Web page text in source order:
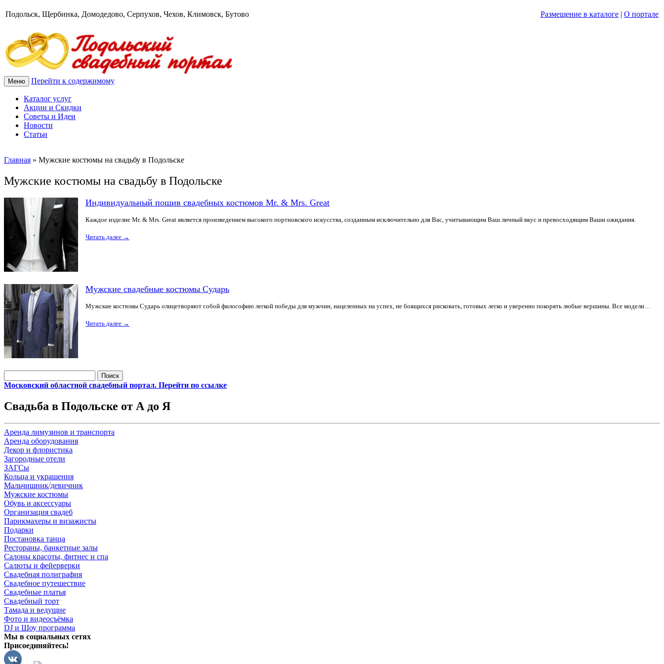
Подольск, Щербинка, Домодедово, Серпухов, Чехов, Климовск, Бутово Размещение в каталоге | О портале
Меню Перейти к содержимому
Каталог услуг
Акции и Скидки
Советы и Идеи
Новости
Статьи
Главная » Мужские костюмы на свадьбу в Подольске
Мужские костюмы на свадьбу в Подольске
Индивидуальный пошив свадебных костюмов Mr. & Mrs. Great
Каждое изделие Mr. & Mrs. Great является произведением высокого портновского искусства, созданным исключительно для Вас, учитывающим Ваш личный вкус и превосходящим Ваши ожидания.
Читать далее →
Мужские свадебные костюмы Сударь
Мужские костюмы Сударь олицетворяют собой философию легкой победы для мужчин, нацеленных на успех, не боящихся рисковать, готовых легко и уверенно покорять любые вершины. Все модели…
Читать далее →
Московский областной свадебный портал. Перейти по ссылке
Свадьба в Подольске от А до Я
Аренда лимузинов и транспорта
Аренда оборудования
Декор и флористика
Загородные отели
ЗАГСы
Кольца и украшения
Мальчишник/девичник
Мужские костюмы
Обувь и аксессуары
Организация свадеб
Парикмахеры и визажисты
Подарки
Постановка танца
Рестораны, банкетные залы
Салоны красоты, фитнес и спа
Салюты и фейерверки
Свадебная полиграфия
Свадебное путешествие
Свадебные платья
Свадебный торт
Тамада и ведущие
Фото и видеосъёмка
DJ и Шоу программа
Мы в социальных сетях
Присоединяйтесь!